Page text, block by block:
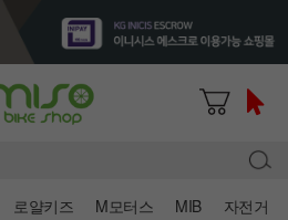
로얄키즈 M모터스 MIB 자전거